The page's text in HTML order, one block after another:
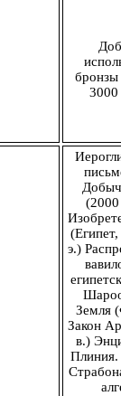
бронзы
3000
э.)
Земля
Закон
в.)
Плиния.